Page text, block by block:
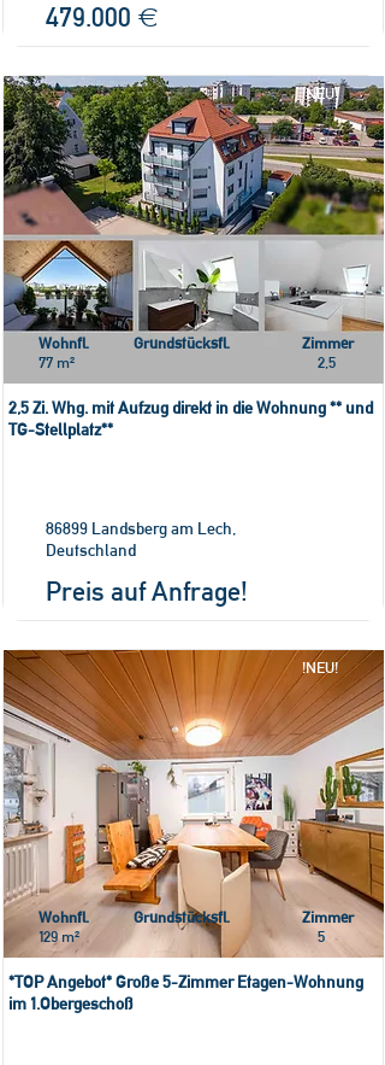
479.000 €
!NEU!
Wohnfl.
77 m²
Grundstücksfl.
Zimmer
2,5
2,5 Zi. Whg. mit Aufzug direkt in die Wohnung ** und
TG-Stellplatz**
86899 Landsberg am Lech,
Deutschland
Preis auf Anfrage!
!NEU!
Wohnfl.
129 m²
Grundstücksfl.
Zimmer
5
*TOP Angebot* Große 5-Zimmer Etagen-Wohnung
im 1.Obergeschoß